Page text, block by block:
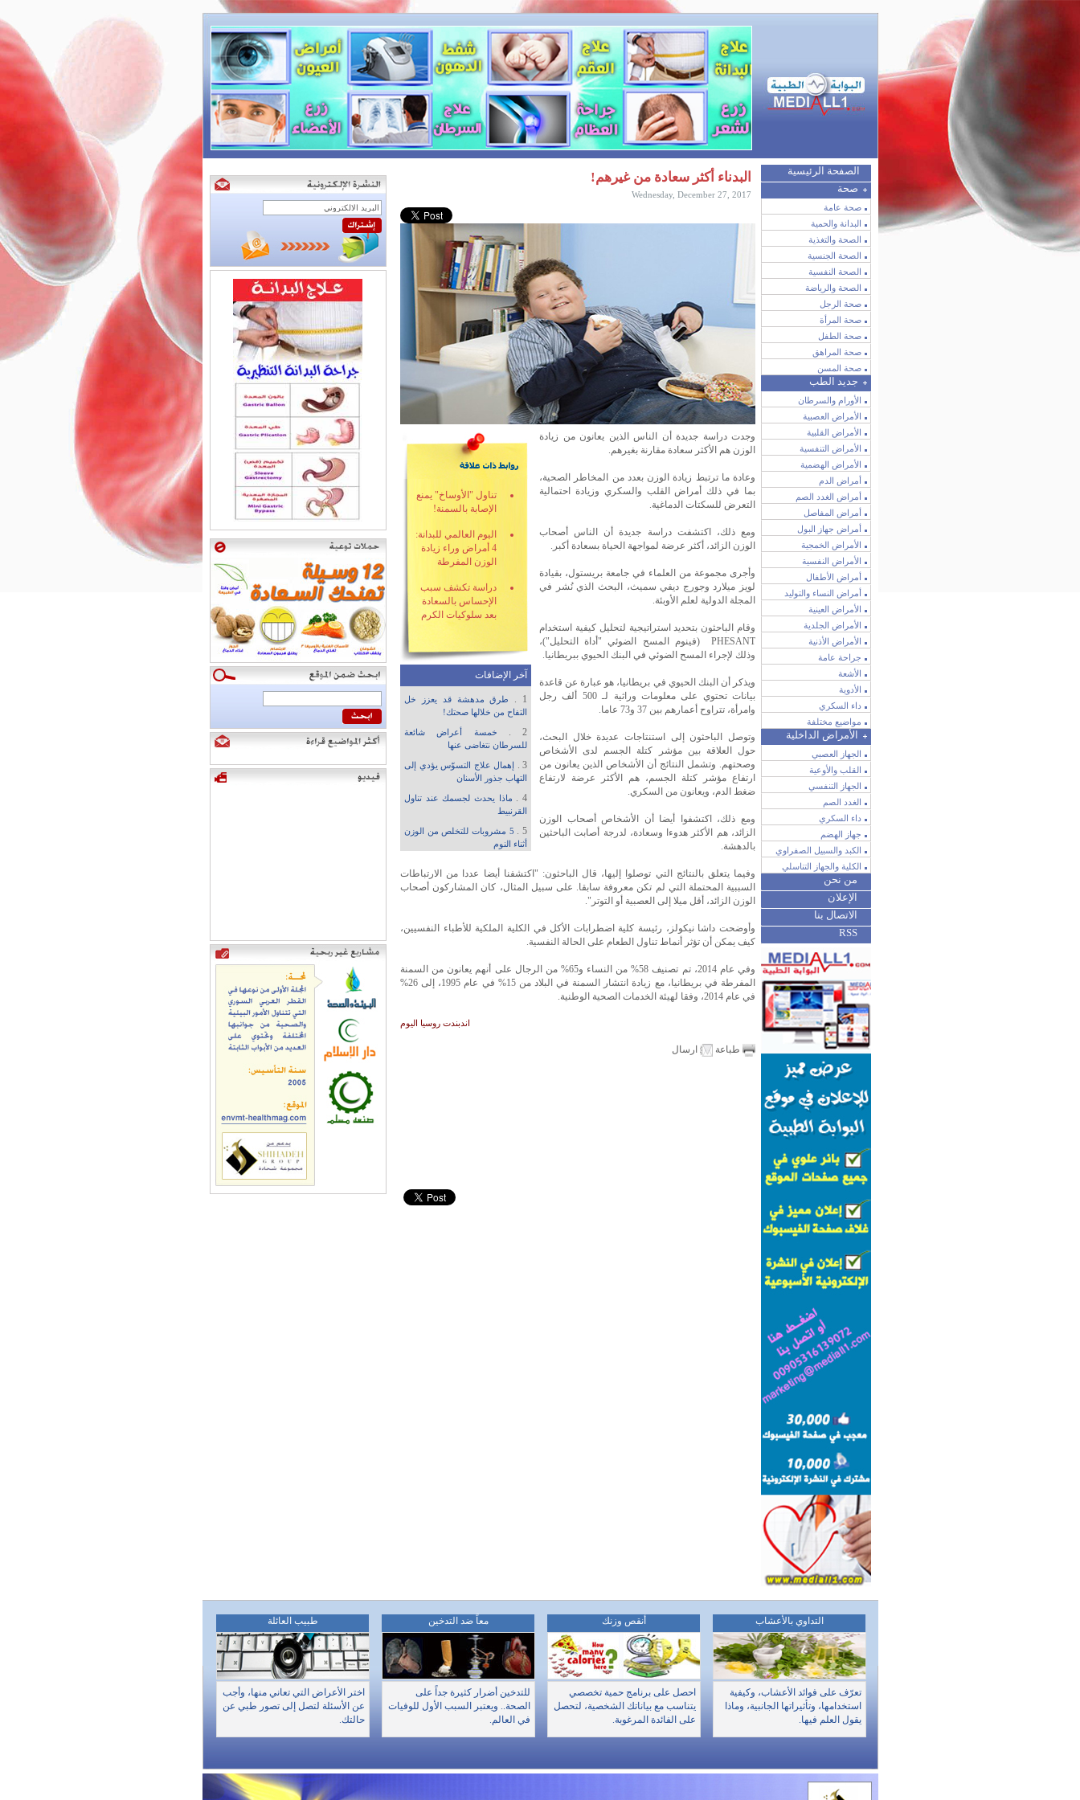
الصفحة الرئيسية
صحة
صحة عامة
البدانة والحمية
الصحة والتغذية
الصحة الجنسية
الصحة النفسية
الصحة والرياضة
صحة الرجل
صحة المرأة
صحة الطفل
صحة المراهق
صحة المسن
جديد الطب
الأورام والسرطان
الأمراض العصبية
الأمراض القلبية
الأمراض التنفسية
الأمراض الهضمية
أمراض الدم
أمراض الغدد الصم
أمراض المفاصل
أمراض جهاز البول
الأمراض الخمجية
الأمراض النفسية
أمراض الأطفال
أمراض النساء والتوليد
الأمراض العينية
الأمراض الجلدية
الأمراض الأذنية
جراحة عامة
الأشعة
الأدوية
داء السكري
مواضيع مختلفة
الأمراض الداخلية
الجهاز العصبي
القلب والأوعية
الجهاز التنفسي
الغدد الصم
داء السكري
جهاز الهضم
الكبد والسبيل الصفراوي
الكلية والجهاز التناسلي
من نحن
الإعلان
الاتصال بنا
RSS
البدناء أكثر سعادة من غيرهم!
Wednesday, December 27, 2017
تناول "الأوساخ" يمنع
الإصابة بالسمنة!
اليوم العالمي للبدانة:
4 أمراض وراء زيادة
الوزن المفرطة
دراسة تكشف سبب
الإحساس بالسعادة
بعد سلوكيات الكرم
آخر الإضافات
1 .
طرق مدهشة قد يعزز خل
التفاح من خلالها صحتك!
2 .
خمسة أعراض شائعة
للسرطان نتغاضى عنها
3 .
إهمال علاج التسوّس يؤدي إلى
التهاب جذور الأسنان
4 .
ماذا يحدث لجسمك عند تناول
القرنبيط
5 .
5 مشروبات للتخلص من الوزن
أثناء النوم
وجدت دراسة جديدة أن الناس الذين يعانون من زيادة
الوزن هم الأكثر سعادة مقارنة بغيرهم.
وعادة ما ترتبط زيادة الوزن بعدد من المخاطر الصحية،
بما في ذلك أمراض القلب والسكري وزيادة احتمالية
التعرض للسكتات الدماغية.
ومع ذلك، اكتشفت دراسة جديدة أن الناس أصحاب
الوزن الزائد، أكثر عرضة لمواجهة الحياة بسعادة أكبر.
وأجرى مجموعة من العلماء في جامعة بريستول، بقيادة
لويز ميلارد وجورج ديفي سميث، البحث الذي نُشر في
المجلة الدولية لعلم الأوبئة.
وقام الباحثون بتحديد استراتيجية لتحليل كيفية استخدام
PHESANT (فينوم المسح الضوئي "أداة التحليل")،
وذلك لإجراء المسح الضوئي في البنك الحيوي ببريطانيا.
ويذكر أن البنك الحيوي في بريطانيا، هو عبارة عن قاعدة
بيانات تحتوي على معلومات وراثية لـ 500 ألف رجل
وامرأة، تتراوح أعمارهم بين 37 و73 عاما.
وتوصل الباحثون إلى استنتاجات عديدة خلال البحث،
حول العلاقة بين مؤشر كتلة الجسم لدى الأشخاص
وصحتهم. وتشمل النتائج أن الأشخاص الذين يعانون من
ارتفاع مؤشر كتلة الجسم، هم الأكثر عرضة لارتفاع
ضغط الدم، ويعانون من السكري.
ومع ذلك، اكتشفوا أيضا أن الأشخاص أصحاب الوزن
الزائد، هم الأكثر هدوءا وسعادة، لدرجة أصابت الباحثين
بالدهشة.
وفيما يتعلق بالنتائج التي توصلوا إليها، قال الباحثون: "اكتشفنا أيضا عددا من الارتباطات
السببية المحتملة التي لم تكن معروفة سابقا. على سبيل المثال، كان المشاركون أصحاب
الوزن الزائد، أقل ميلا إلى العصبية أو التوتر".
وأوضحت داشا نيكولز، رئيسة كلية اضطرابات الأكل في الكلية الملكية للأطباء النفسيين،
كيف يمكن أن تؤثر أنماط تناول الطعام على الحالة النفسية.
وفي عام 2014، تم تصنيف 58% من النساء و65% من الرجال على أنهم يعانون من السمنة
المفرطة في بريطانيا، مع زيادة انتشار السمنة في البلاد من 15% في عام 1995، إلى 26%
في عام 2014، وفقا لهيئة الخدمات الصحية الوطنية.
اندبندت روسيا اليوم
طباعة ارسال
طبيب العائلة
اختر الأعراض التي تعاني منها، وأجب
عن الأسئلة لتصل إلى تصور طبي عن
حالتك.
معاً ضد التدخين
للتدخين أضرار كثيرة جداً على
الصحة.. ويعتبر السبب الأول للوفيات
في العالم.
أنقص وزنك
احصل على برنامج حمية تخصصي
يتناسب مع بياناتك الشخصية، لتحصل
على الفائدة المرغوبة.
التداوي بالأعشاب
تعرّف على فوائد الأعشاب، وكيفية
استخدامها، وتأثيراتها الجانبية، وماذا
يقول العلم فيها.